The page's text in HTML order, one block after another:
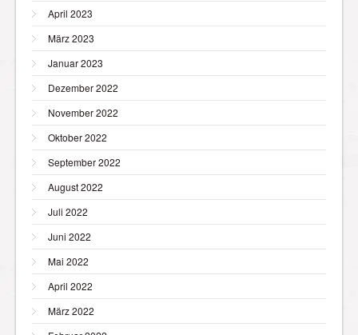
April 2023
März 2023
Januar 2023
Dezember 2022
November 2022
Oktober 2022
September 2022
August 2022
Juli 2022
Juni 2022
Mai 2022
April 2022
März 2022